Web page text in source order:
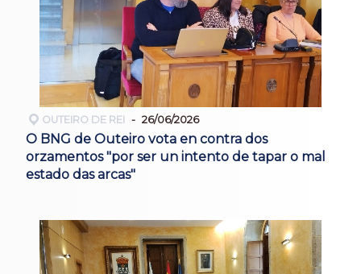
OUTEIRO DE REI 26/06/2026
O BNG de Outeiro vota en contra dos
orzamentos "por ser un intento de tapar o mal
estado das arcas"